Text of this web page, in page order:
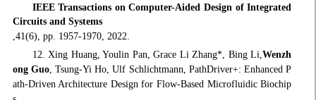
IEEE Transactions on Computer-Aided Design of Integrated
Circuits and Systems
,41(6), pp. 1957-1970, 2022.
12. Xing Huang, Youlin Pan, Grace Li Zhang*, Bing Li,Wenzh
ong Guo, Tsung-Yi Ho, Ulf Schlichtmann, PathDriver+: Enhanced P
ath-Driven Architecture Design for Flow-Based Microfluidic Biochip